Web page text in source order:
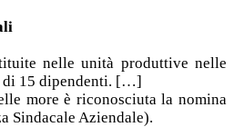
nelle unità produttive nelle
di 15 dipendenti. […]
more è riconosciuta la nomina
Sindacale Aziendale).